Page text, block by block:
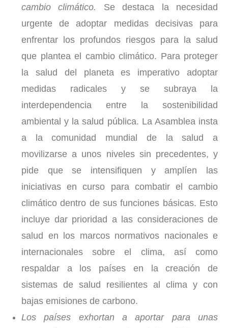
cambio climático.
Se destaca la necesidad
urgente de adoptar medidas decisivas para
enfrentar los profundos riesgos para la salud
que plantea el cambio climático. Para proteger
la salud del planeta es imperativo adoptar
medidas radicales y se subraya la
interdependencia entre la sostenibilidad
ambiental y la salud pública. La Asamblea insta
a la comunidad mundial de la salud a
movilizarse a unos niveles sin precedentes, y
pide que se intensifiquen y amplíen las
iniciativas en curso para combatir el cambio
climático dentro de sus funciones básicas. Esto
incluye dar prioridad a las consideraciones de
salud en los marcos normativos nacionales e
internacionales sobre el clima, así como
respaldar a los países en la creación de
sistemas de salud resilientes al clima y con
bajas emisiones de carbono.
Los países exhortan a aportar para unas